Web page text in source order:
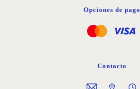
Opciones de pago
Contacto